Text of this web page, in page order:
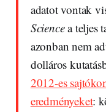
adatot vontak
Sciencea teljes
azonban nem
dolláros
2012-es
eredményeket: